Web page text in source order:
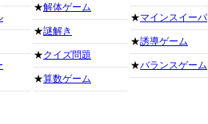
★解体ゲーム
★謎解き
★クイズ問題
★算数ゲーム
★マインスイーパ
★誘導ゲーム
★バランスゲーム